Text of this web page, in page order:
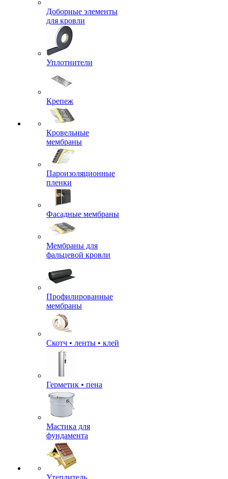
Доборные элементы
для кровли
Уплотнители
Крепеж
Кровельные
мембраны
Пароизоляционные
пленки
Фасадные мембраны
Мембраны для
фальцевой кровли
Профилированные
мембраны
Скотч • ленты • клей
Герметик • пена
Мастика для
фундамента
Утеплитель